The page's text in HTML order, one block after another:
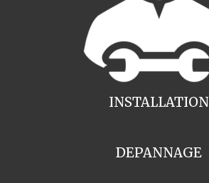
INSTALLATION
DEPANNAGE